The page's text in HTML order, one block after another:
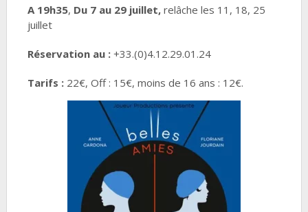
A 19h35, Du 7 au 29 juillet, relâche les 11, 18, 25
juillet
Réservation au :+33.(0)4.12.29.01.24
Tarifs : 22€, Off : 15€, moins de 16 ans : 12€.